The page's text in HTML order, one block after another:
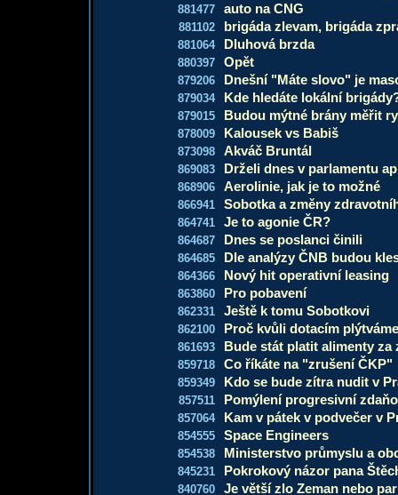
881477 auto na CNG
881102 brigáda zlevam, brigáda
881064 Dluhová brzda
880397 Opět
879206 Dnešní "Máte slovo" je
879034 Kde hledáte lokální
879015 Budou mýtné brány měřit
878009 Kalousek vs Babiš
873098 Akváč Bruntál
869083 Drželi dnes v parlamentu
868906 Aerolinie, jak je to možné
866941 Sobotka a změny
864741 Je to agonie ČR?
864687 Dnes se poslanci činili
864685 Dle analýzy ČNB budou
864366 Nový hit operativní leasing
863860 Pro pobavení
862331 Ještě k tomu Sobotkovi
862100 Proč kvůli dotacím
861693 Bude stát platit alimenty za
859718 Co říkáte na "zrušení ČKP"
859349 Kdo se bude zítra nudit v
857511 Pomýlení progresivní
857064 Kam v pátek v podvečer v
854555 Space Engineers
854538 Ministerstvo průmyslu a
845231 Pokrokový názor pana
840760 Je větší zlo Zeman nebo